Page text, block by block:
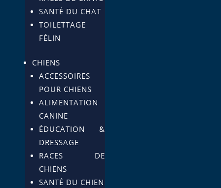
SANTÉ DU CHAT
TOILETTAGE
FÉLIN
CHIENS
ACCESSOIRES
POUR CHIENS
ALIMENTATION
CANINE
ÉDUCATION &
DRESSAGE
RACES DE
CHIENS
SANTÉ DU CHIEN